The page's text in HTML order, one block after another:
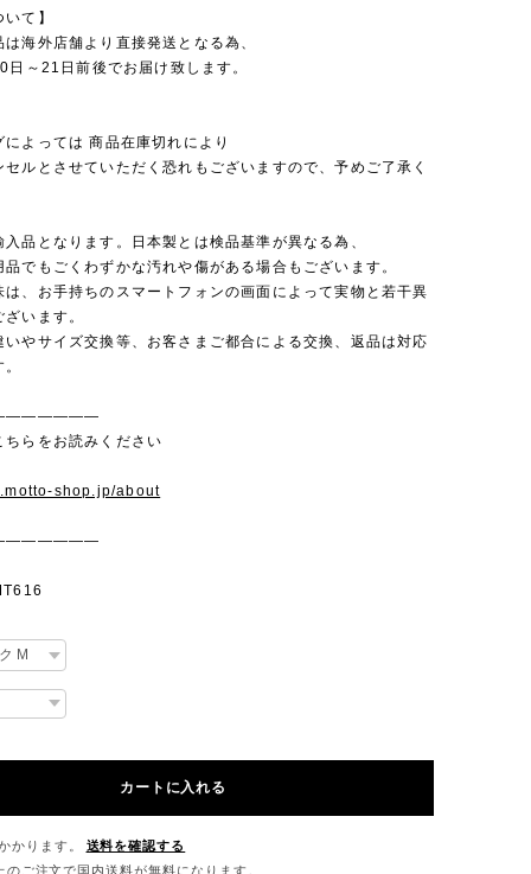
て】
海外店舗より直接発送となる為、
日～21日前後でお届け致します。
によっては 商品在庫切れにより
ルとさせていただく恐れもございますので、予めご了承く
入品となります。日本製とは検品基準が異なる為、
でもごくわずかな汚れや傷がある場合もございます。
は、お手持ちのスマートフォンの画面によって実物と若干異
います。
いやサイズ交換等、お客さまご都合による交換、返品は対応
ちらをお読みください
shop.jp/about
カートに入れる
かります。
送料を確認する